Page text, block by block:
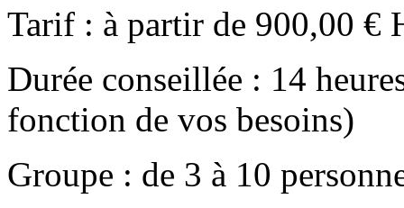
Tarif : à partir de 900,00 €
Durée conseillée : 14
fonction de vos besoins)
Groupe : de 3 à 10